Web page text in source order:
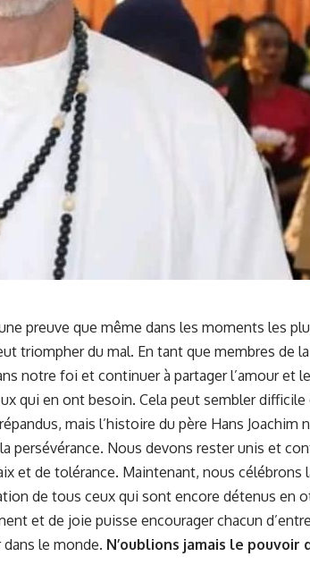
preuve que⁤ même dans les ‍moments les
triompher du mal. En tant que membres de
notre foi ‍et continuer à partager l’amour et
qui en ont besoin. ‍Cela peut ⁤sembler difficile
mais l’histoire‌ du père ⁤Hans Joachim
persévérance. Nous devons rester unis et
et de tolérance. Maintenant, ⁢nous célébrons
de ​tous ceux qui sont encore détenus en
​et de joie puisse encourager chacun
dans le monde. N’oublions⁢ jamais ‍le pouvoir